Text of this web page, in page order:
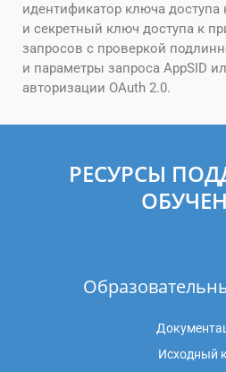
идентификатор ключа
и секретный ключ доступа к
запросов с проверкой
и параметры запроса AppSID
авторизации OAuth 2.0.
РЕСУРСЫ
Исходный